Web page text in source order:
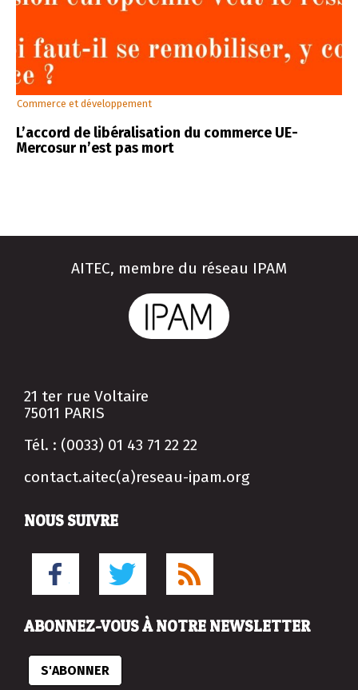
Commerce et développement
L’accord de libéralisation du commerce UE-
Mercosur n’est pas mort
AITEC, membre du réseau IPAM
21 ter rue Voltaire
75011 PARIS
Tél. : (0033) 01 43 71 22 22
contact.aitec(a)reseau-ipam.org
NOUS SUIVRE
ABONNEZ-VOUS À NOTRE NEWSLETTER
S'ABONNER